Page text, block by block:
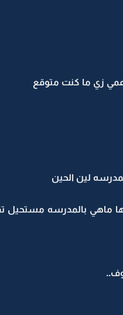
زي ما كنت متوقع
لين الحين
ماهي بالمدرسه